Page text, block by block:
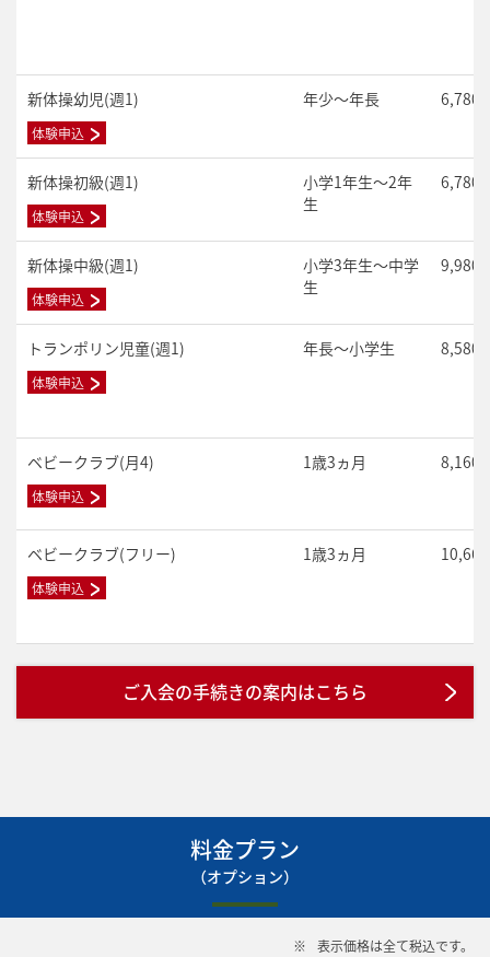
新体操幼児(週1)
体験申込
年少～年長 6,780
新体操初級(週1)
体験申込
小学1年生～2年
生
6,780
新体操中級(週1)
体験申込
小学3年生～中学
生
9,980
トランポリン児童(週1)
体験申込
年長～小学生 8,580
ベビークラブ(月4)
体験申込
1歳3ヵ月 8,160
ベビークラブ(フリー)
体験申込
1歳3ヵ月
ご入会の手続きの案内はこちら
料金プラン
（オプション）
※ 表示価格は全て税込です。